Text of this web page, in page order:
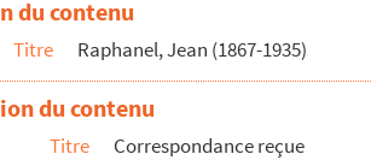
du contenu
Titre Raphanel, Jean (1867-1935)
du contenu
Titre
Correspondance reçue